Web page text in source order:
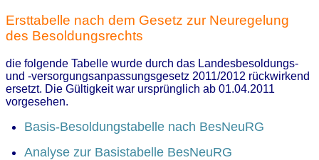
Ersttabelle nach dem Gesetz zur Neuregelung
des Besoldungsrechts
die folgende Tabelle wurde durch das Landesbesoldungs-
und -versorgungsanpassungsgesetz 2011/2012 rückwirkend
ersetzt. Die Gültigkeit war ursprünglich ab 01.04.2011
vorgesehen.
Basis-Besoldungstabelle nach BesNeuRG
Analyse zur Basistabelle BesNeuRG